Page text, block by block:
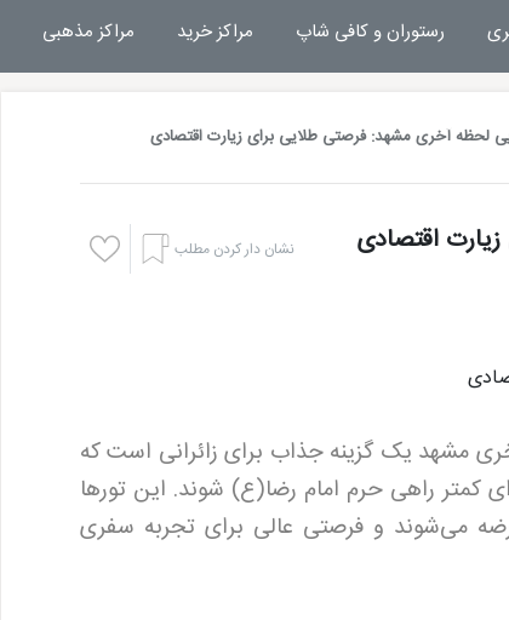
رستوران و کافی شاپ مراکز خرید مراکز مذهبی
لحظه آخری مشهد: فرصتی طلایی برای زیارت اقتصادی
اقتصادی نشان دار کردن مطلب
مشهد یک گزینه جذاب برای زائرانی است که
کمتر راهی حرم امام رضا(ع) شوند. این تورها
می‌شوند و فرصتی عالی برای تجربه سفری